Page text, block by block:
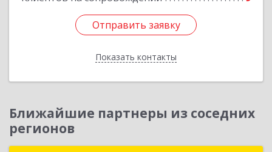
Отправить заявку
Показать контакты
Ближайшие партнеры из соседних
регионов